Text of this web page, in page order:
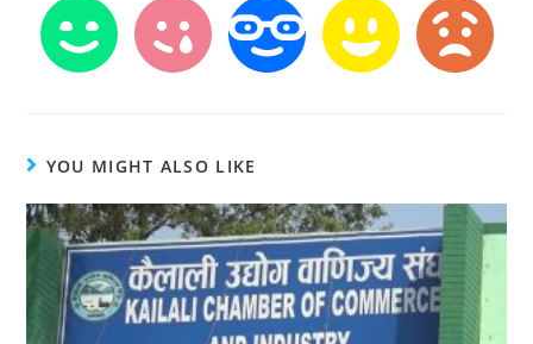
YOU MIGHT ALSO LIKE